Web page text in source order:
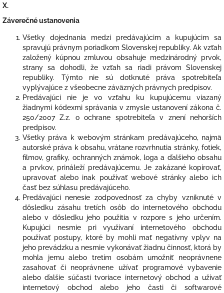
X.
Záverečné ustanovenia
Všetky dojednania medzi predávajúcim a kupujúcim sa
spravujú právnym poriadkom Slovenskej republiky. Ak vzťah
založený kúpnou zmluvou obsahuje medzinárodný prvok,
strany sa dohodli, že vzťah sa riadi právom Slovenskej
republiky. Týmto nie sú dotknuté práva spotrebiteľa
vyplývajúce z všeobecne záväzných právnych predpisov.
Predávajúci nie je vo vzťahu ku kupujúcemu viazaný
žiadnymi kódexmi správania v zmysle ustanovení zákona č.
250/2007 Z.z. o ochrane spotrebiteľa v znení nehorších
predpisov.
Všetky práva k webovým stránkam predávajúceho, najmä
autorské práva k obsahu, vrátane rozvrhnutia stránky, fotiek,
filmov, grafiky, ochranných známok, loga a ďalšieho obsahu
a prvkov, prináleží predávajúcemu. Je zakázané kopírovať,
upravovať alebo inak používať webové stránky alebo ich
časť bez súhlasu predávajúceho.
Predávajúci nenesie zodpovednosť za chyby vzniknuté v
dôsledku zásahu tretích osôb do internetového obchodu
alebo v dôsledku jeho použitia v rozpore s jeho určením.
Kupujúci nesmie pri využívaní internetového obchodu
používať postupy, ktoré by mohli mať negatívny vplyv na
jeho prevádzku a nesmie vykonávať žiadnu činnosť, ktorá by
mohla jemu alebo tretím osobám umožniť neoprávnene
zasahovať či neoprávnene užívať programové vybavenie
alebo ďalšie súčasti tvoriace internetový obchod a užívať
internetový obchod alebo jeho časti či softwarové